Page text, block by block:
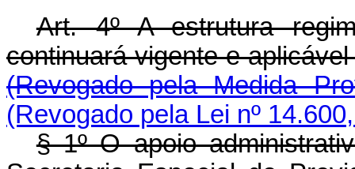
Art. 4º A estrutura
continuará vigente e
(Revogado pela Medida
(Revogado pela Lei nº
§ 1º O apoio